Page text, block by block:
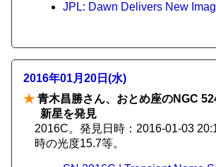
JPL: Dawn Delivers New
2016年01月20日(水)
★ 青木昌勝さん、おとめ座のNGC
新星を発見
2016C。発見日時：2016-01-03
時の光度15.7等。